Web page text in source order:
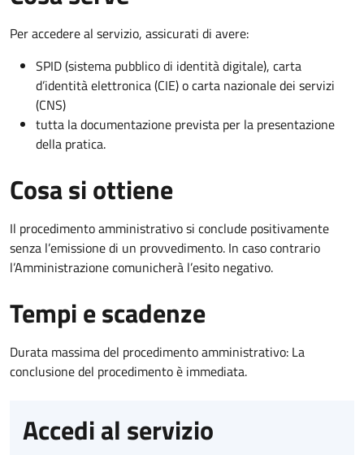
Per accedere al servizio, assicurati di avere:
SPID (sistema pubblico di identità digitale), carta
d’identità elettronica (CIE) o carta nazionale dei servizi
(CNS)
tutta la documentazione prevista per la presentazione
della pratica.
Cosa si ottiene
Il procedimento amministrativo si conclude positivamente
senza l’emissione di un provvedimento. In caso contrario
l’Amministrazione comunicherà l’esito negativo.
Tempi e scadenze
Durata massima del procedimento amministrativo: La
conclusione del procedimento è immediata.
Accedi al servizio